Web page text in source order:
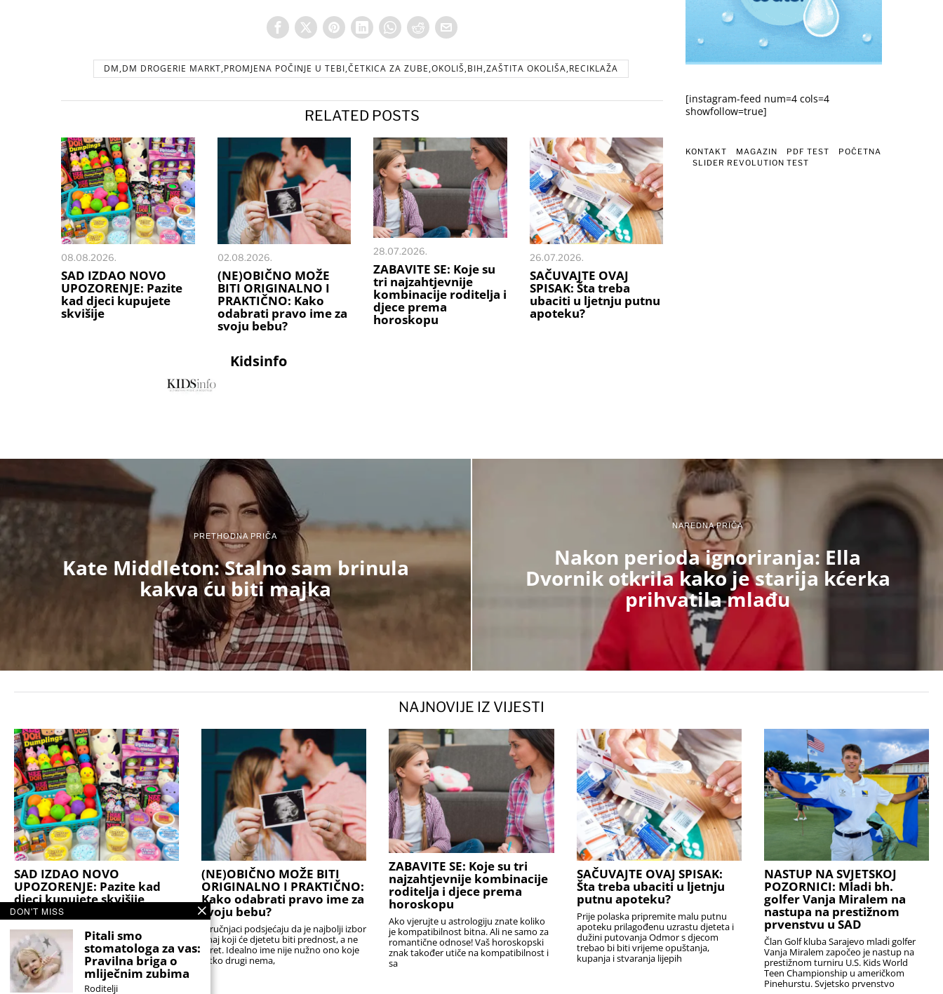
DM,DM DROGERIE MARKT,PROMJENA POČINJE U TEBI,ČETKICA ZA ZUBE,OKOLIŠ,BIH,ZAŠTITA OKOLIŠA,RECIKLAŽA
RELATED POSTS
08.08.2026.
SAD IZDAO NOVO
UPOZORENJE: Pazite
kad djeci kupujete
skvišije
02.08.2026.
(NE)OBIČNO MOŽE
BITI ORIGINALNO I
PRAKTIČNO: Kako
odabrati pravo ime za
svoju bebu?
28.07.2026.
ZABAVITE SE: Koje su
tri najzahtjevnije
kombinacije roditelja i
djece prema
horoskopu
26.07.2026.
SAČUVAJTE OVAJ
SPISAK: Šta treba
ubaciti u ljetnju putnu
apoteku?
Kidsinfo
[instagram-feed num=4 cols=4
showfollow=true]
KONTAKT MAGAZIN PDF TEST
POČETNA
SLIDER REVOLUTION TEST
PRETHODNA PRIČA
Kate Middleton: Stalno sam brinula
kakva ću biti majka
NAREDNA PRIČA
Nakon perioda ignoriranja: Ella
Dvornik otkrila kako je starija kćerka
prihvatila mlađu
NAJNOVIJE IZ VIJESTI
SAD IZDAO NOVO
UPOZORENJE: Pazite kad
djeci kupujete skvišije
Nema sumnje da je to hit igračka i da je
definitivno postala viralna. No to ne
znači da je baš sve u redu s
(NE)OBIČNO MOŽE BITI
ORIGINALNO I PRAKTIČNO:
Kako odabrati pravo ime za
svoju bebu?
Stručnjaci podsjećaju da je najbolji izbor
onaj koji će djetetu biti prednost, a ne
teret. Idealno ime nije nužno ono koje
nitko drugi nema,
ZABAVITE SE: Koje su tri
najzahtjevnije kombinacije
roditelja i djece prema
horoskopu
Ako vjerujte u astrologiju znate koliko
je kompatibilnost bitna. Ali ne samo za
romantične odnose! Vaš horoskopski
znak također utiče na kompatibilnost i
sa
SAČUVAJTE OVAJ SPISAK:
Šta treba ubaciti u ljetnju
putnu apoteku?
Prije polaska pripremite malu putnu
apoteku prilagođenu uzrastu djeteta i
dužini putovanja Odmor s djecom
trebao bi biti vrijeme opuštanja,
kupanja i stvaranja lijepih
NASTUP NA SVJETSKOJ
POZORNICI: Mladi bh.
golfer Vanja Miralem na
nastupa na prestižnom
prvenstvu u SAD
Član Golf kluba Sarajevo mladi golfer
Vanja Miralem započeo je nastup na
prestižnom turniru U.S. Kids World
Teen Championship u američkom
Pinehurstu. Svjetsko prvenstvo
DON'T MISS
Pitali smo
stomatologa za vas:
Pravilna briga o
mliječnim zubima
Roditelji